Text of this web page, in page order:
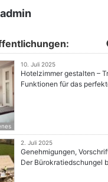
admin
10. Juli 2025
Hotelzimmer gestalten –
Funktionen für das
2. Juli 2025
Genehmigungen,
Der Bürokratiedschungel